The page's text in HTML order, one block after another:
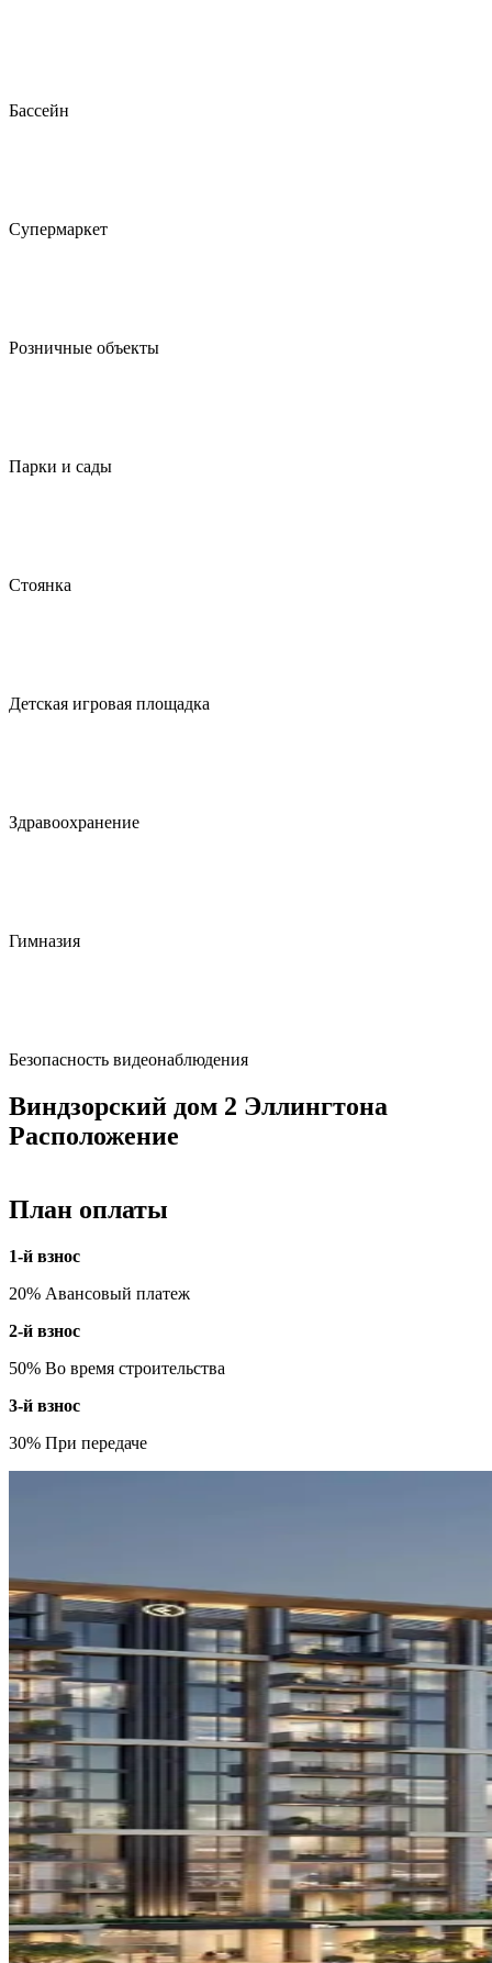
Бассейн
Супермаркет
Розничные объекты
Парки и сады
Стоянка
Детская игровая площадка
Здравоохранение
Гимназия
Безопасность видеонаблюдения
Виндзорский дом 2 Эллингтона
Расположение
План оплаты
1-й взнос
20% Авансовый платеж
2-й взнос
50% Во время строительства
3-й взнос
30% При передаче